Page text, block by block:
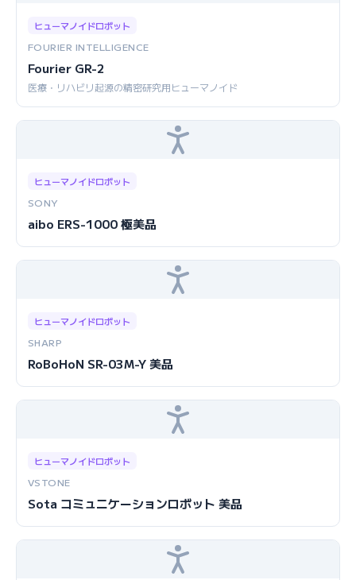
ヒューマノイドロボット
FOURIER INTELLIGENCE
Fourier GR-2
医療・リハビリ起源の精密研究用ヒューマノイド
ヒューマノイドロボット
SONY
aibo ERS-1000 極美品
ヒューマノイドロボット
SHARP
RoBoHoN SR-03M-Y 美品
ヒューマノイドロボット
VSTONE
Sota コミュニケーションロボット 美品